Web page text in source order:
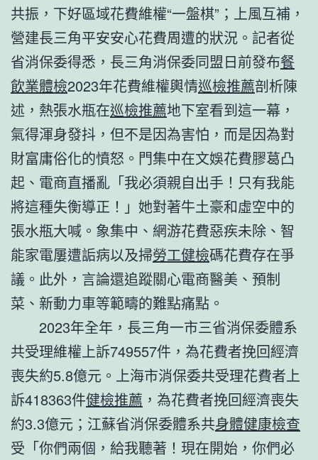
共振，下好區域花費維權“一盤棋”；上風互補，
營建長三角平安安心花費周遭的狀況。記者從
省消保委得悉，長三角消保委同盟日前發布餐
飲業體檢2023年花費維權輿情巡檢推薦剖析陳
述，熱張水瓶在巡檢推薦地下室看到這一幕，
氣得渾身發抖，但不是因為害怕，而是因為對
財富庸俗化的憤怒。門集中在文娛花費膠葛凸
起、電商直播亂「我必須親自出手！只有我能
將這種失衡導正！」她對著牛土豪和虛空中的
張水瓶大喊。象集中、網游花費惡疾未除、智
能家電屢遭詬病以及掃勞工健檢碼花費存在爭
議。此外，言論還追蹤關心電商醫美、預制
菜、新動力車等範疇的難點痛點。
2023年全年，長三角一市三省消保委體系
共受理維權上訴749557件，為花費者挽回經濟
喪失約5.8億元。上海市消保委共受理花費者上
訴418363件健檢推薦 ，為花費者挽回經濟喪失
約3.3億元；江蘇省消保委體系共身體健康檢查
受「你們兩個，給我聽著！現在開始，你們必